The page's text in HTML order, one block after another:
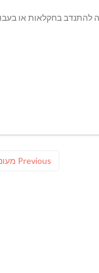
להתנדב בחקלאות או
Previous